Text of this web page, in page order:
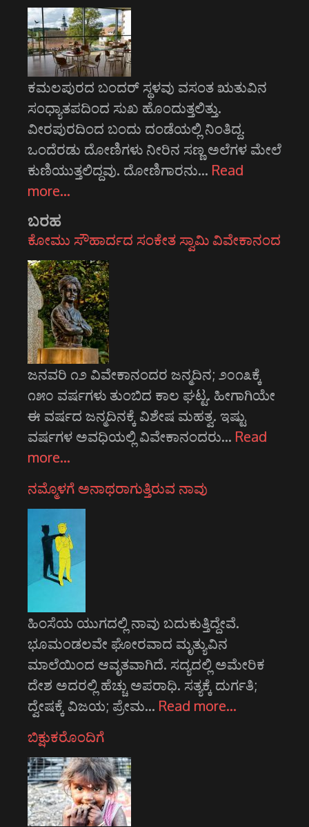
ಕಮಲಪುರದ ಬಂದರ್ ಸ್ಥಳವು ವಸಂತ ಋತುವಿನ
ಸಂಧ್ಯಾತಪದಿಂದ ಸುಖ ಹೊಂದುತ್ತಲಿತ್ತು.
ವೀರಪುರದಿಂದ ಬಂದು ದಂಡೆಯಲ್ಲಿ ನಿಂತಿದ್ದ.
ಒಂದೆರಡು ದೋಣಿಗಳು ನೀರಿನ ಸಣ್ಣ ಅಲೆಗಳ ಮೇಲೆ
ಕುಣಿಯುತ್ತಲಿದ್ದವು. ದೋಣಿಗಾರನು… Read
more…
ಬರಹ
ಕೋಮು ಸೌಹಾರ್ದದ ಸಂಕೇತ ಸ್ವಾಮಿ ವಿವೇಕಾನಂದ
ಜನವರಿ ೧೨ ವಿವೇಕಾನಂದರ ಜನ್ಮದಿನ; ೨೦೧೩ಕ್ಕೆ
೧೫೦ ವರ್ಷಗಳು ತುಂಬಿದ ಕಾಲ ಘಟ್ಟ. ಹೀಗಾಗಿಯೇ
ಈ ವರ್ಷದ ಜನ್ಮದಿನಕ್ಕೆ ವಿಶೇಷ ಮಹತ್ವ. ಇಷ್ಟು
ವರ್ಷಗಳ ಅವಧಿಯಲ್ಲಿ ವಿವೇಕಾನಂದರು… Read
more…
ನಮ್ಮೊಳಗೆ ಅನಾಥರಾಗುತ್ತಿರುವ ನಾವು
ಹಿಂಸೆಯ ಯುಗದಲ್ಲಿ ನಾವು ಬದುಕುತ್ತಿದ್ದೇವೆ.
ಭೂಮಂಡಲವೇ ಘೋರವಾದ ಮೃತ್ಯುವಿನ
ಮಾಲೆಯಿಂದ ಆವೃತವಾಗಿದೆ. ಸದ್ಯದಲ್ಲಿ ಅಮೇರಿಕ
ದೇಶ ಅದರಲ್ಲಿ ಹೆಚ್ಚು ಅಪರಾಧಿ. ಸತ್ಯಕ್ಕೆ ದುರ್ಗತಿ;
ದ್ವೇಷಕ್ಕೆ ವಿಜಯ; ಪ್ರೇಮ… Read more…
ಬಿಕ್ಷುಕರೊಂದಿಗೆ